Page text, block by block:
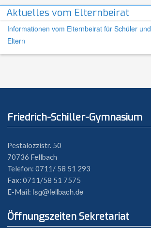
Aktuelles vom Elternbeirat
Informationen vom Elternbeirat für Schüler und
Eltern
Friedrich-Schiller-Gymnasium
Pestalozzistr. 50
70736 Fellbach
Telefon: 0711/ 58 51 293
Fax: 0711/58 51 7575
E-Mail: fsg@fellbach.de
Öffnungszeiten Sekretariat